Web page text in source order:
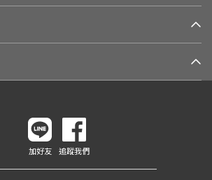
加好友 追蹤我們